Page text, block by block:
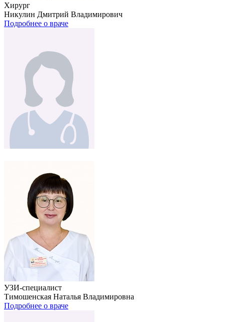
Хирург
Никулин Дмитрий Владимирович
Подробнее о враче
УЗИ-специалист
Тимошенская Наталья Владимировна
Подробнее о враче